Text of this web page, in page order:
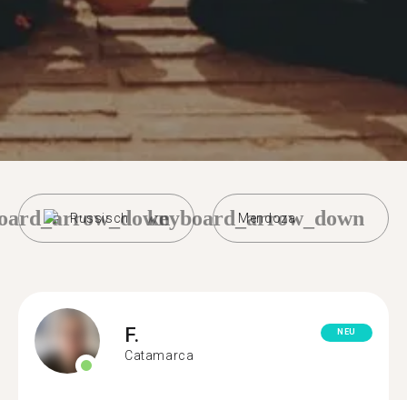
Russisch Mendoza
keyboard_arrow_down
F.
Catamarca
NEU